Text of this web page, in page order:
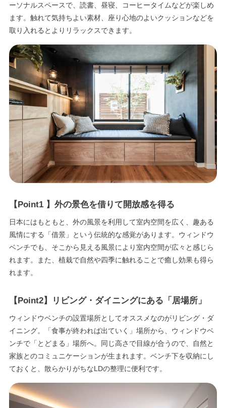
ーソナルスペースで、読書、昼寝、コーヒータイムなどが楽しめ
ます。触れて気持ちよい素材、座り心地のよいクッションなどを
取り入れるとよりリラックスできます。
【Point1 】外の景色を借りて開放感を得る
日本にはもともと、外の風景を利用して室内空間を広く、趣ある
風情にする「借景」という伝統的な感覚があります。ウィンドウ
ベンチでも、そこから見える風景により室内空間が広々と感じら
れます。また、植栽で自然や四季に触れることで癒し効果も得ら
れます。
【Point2】リビング・ダイニングにある「居場所」
ウィンドウベンチの設置場所としてオススメなのがリビング・ダ
イニング。「食事が終われば出ていく」場所から、ウィンドウベ
ンチで「とどまる」場所へ。同じ高さで目線が合うので、自然と
家族とのコミュニケーションが生まれます。ベンチ下を収納にし
ておくと、散らかりがちなLDの整理に便利です。